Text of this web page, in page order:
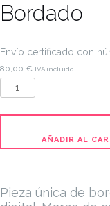
Bordado
Envío certificado con
80,00 € IVA incluido
Ama
tus
monstruos
-
cantidad
AÑADIR AL
Pieza única de